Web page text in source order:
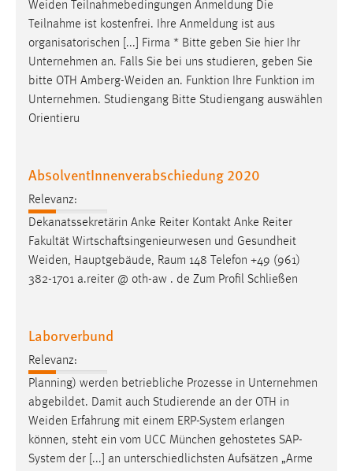
Weiden Teilnahmebedingungen Anmeldung Die
Teilnahme ist kostenfrei. Ihre Anmeldung ist aus
organisatorischen [...] Firma * Bitte geben Sie hier Ihr
Unternehmen an. Falls Sie bei uns studieren, geben Sie
bitte OTH Amberg-Weiden an. Funktion Ihre Funktion im
Unternehmen. Studiengang Bitte Studiengang auswählen
Orientieru
AbsolventInnenverabschiedung 2020
Relevanz:
Dekanatssekretärin Anke Reiter Kontakt Anke Reiter
Fakultät Wirtschaftsingenieurwesen und Gesundheit
Weiden, Hauptgebäude, Raum 148 Telefon +49 (961)
382-1701 a.reiter @ oth-aw . de Zum Profil Schließen
Laborverbund
Relevanz:
Planning) werden betriebliche Prozesse in Unternehmen
abgebildet. Damit auch Studierende an der OTH in
Weiden Erfahrung mit einem ERP-System erlangen
können, steht ein vom UCC München gehostetes SAP-
System der [...] an unterschiedlichsten Aufsätzen „Arme